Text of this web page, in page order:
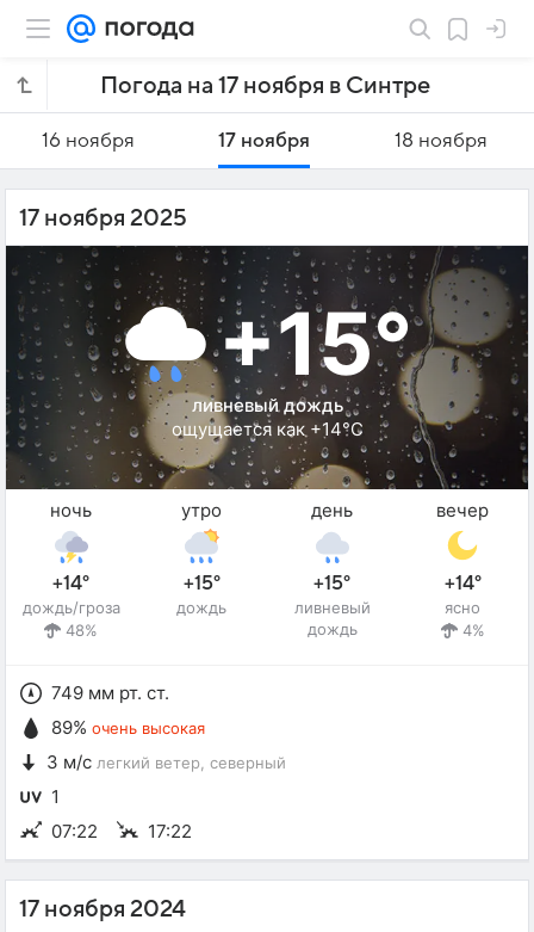
Погода на 17 ноября в Синтре
16 ноября 17 ноября 18 ноября
17 ноября 2025
+15°
ливневый дождь
ощущается как +14°C
ночь
+14°
дождь/гроза
48%
утро
+15°
дождь
день
+15°
ливневый
дождь
вечер
+14°
ясно
4%
749 мм рт. ст.
89% очень высокая
3 м/с легкий ветер , северный
1
07:22
17:22
17 ноября 2024